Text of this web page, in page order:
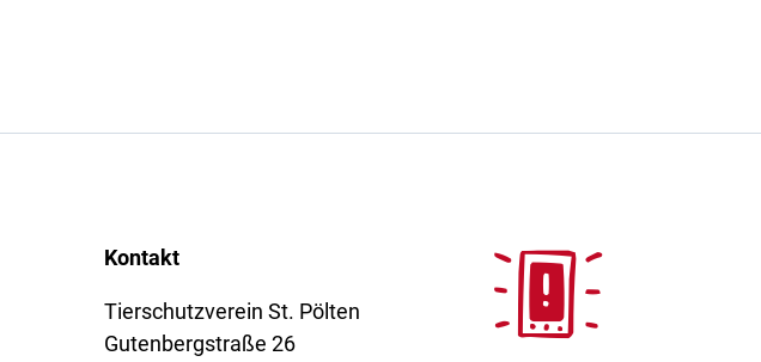
Kontakt
Tierschutzverein St. Pölten
Gutenbergstraße 26